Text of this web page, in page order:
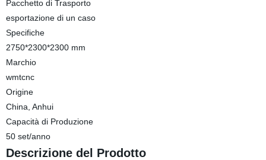
Pacchetto di Trasporto
esportazione di un caso
Specifiche
2750*2300*2300 mm
Marchio
wmtcnc
Origine
China, Anhui
Capacità di Produzione
50 set/anno
Descrizione del Prodotto